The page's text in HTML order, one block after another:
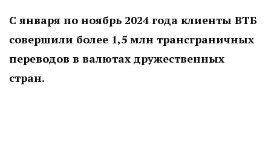
С января по ноябрь 2024 года клиенты ВТБ
совершили более 1,5 млн трансграничных
переводов в валютах дружественных
стран.